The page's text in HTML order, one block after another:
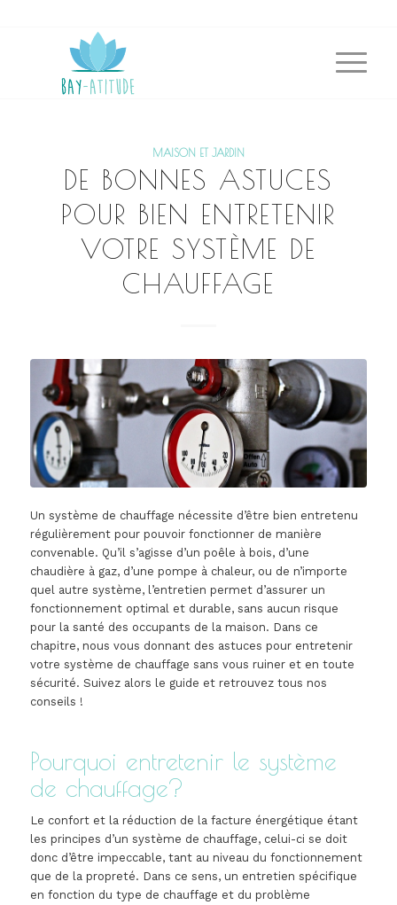
MAISON ET JARDIN
DE BONNES ASTUCES
POUR BIEN ENTRETENIR
VOTRE SYSTÈME DE
CHAUFFAGE
Un système de chauffage nécessite d’être bien entretenu
régulièrement pour pouvoir fonctionner de manière
convenable. Qu’il s’agisse d’un poêle à bois, d’une
chaudière à gaz, d’une pompe à chaleur, ou de n’importe
quel autre système, l’entretien permet d’assurer un
fonctionnement optimal et durable, sans aucun risque
pour la santé des occupants de la maison. Dans ce
chapitre, nous vous donnant des astuces pour entretenir
votre système de chauffage sans vous ruiner et en toute
sécurité. Suivez alors le guide et retrouvez tous nos
conseils !
Pourquoi entretenir le système
de chauffage?
Le confort et la réduction de la facture énergétique étant
les principes d’un système de chauffage, celui-ci se doit
donc d’être impeccable, tant au niveau du fonctionnement
que de la propreté. Dans ce sens, un entretien spécifique
en fonction du type de chauffage et du problème